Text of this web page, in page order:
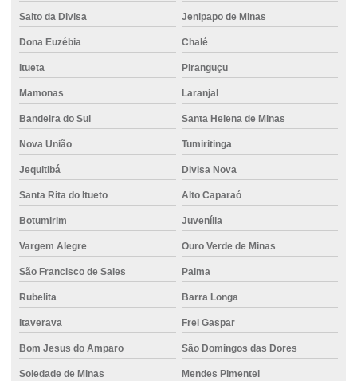
Salto da Divisa Jenipapo de Minas
Dona Euzébia Chalé
Itueta Piranguçu
Mamonas Laranjal
Bandeira do Sul Santa Helena de Minas
Nova União Tumiritinga
Jequitibá Divisa Nova
Santa Rita do Itueto Alto Caparaó
Botumirim Juvenília
Vargem Alegre Ouro Verde de Minas
São Francisco de Sales Palma
Rubelita Barra Longa
Itaverava Frei Gaspar
Bom Jesus do Amparo São Domingos das Dores
Soledade de Minas Mendes Pimentel